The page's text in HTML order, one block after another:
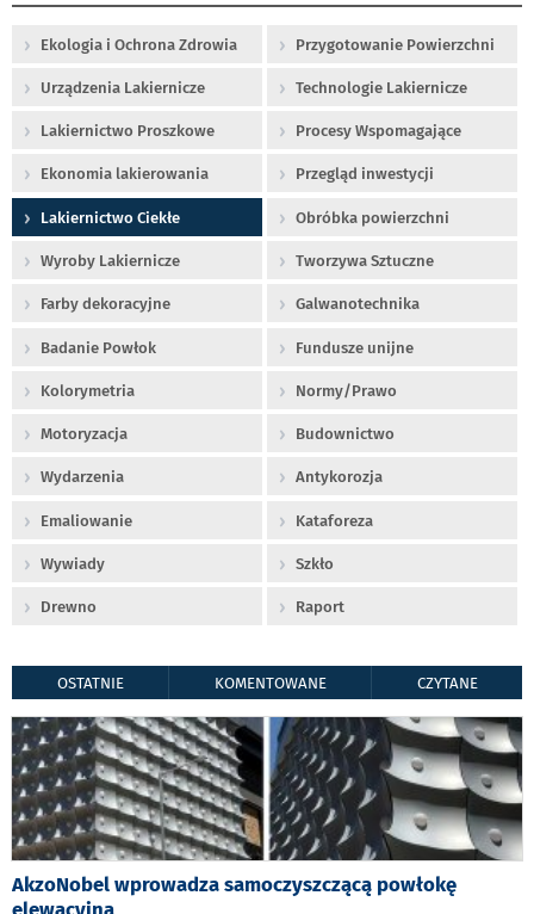
Ekologia i Ochrona Zdrowia Przygotowanie Powierzchni
Urządzenia Lakiernicze Technologie Lakiernicze
Lakiernictwo Proszkowe Procesy Wspomagające
Ekonomia lakierowania Przegląd inwestycji
Lakiernictwo Ciekłe Obróbka powierzchni
Wyroby Lakiernicze Tworzywa Sztuczne
Farby dekoracyjne Galwanotechnika
Badanie Powłok Fundusze unijne
Kolorymetria Normy/Prawo
Motoryzacja Budownictwo
Wydarzenia Antykorozja
Emaliowanie Kataforeza
Wywiady Szkło
Drewno Raport
OSTATNIE KOMENTOWANE CZYTANE
AkzoNobel wprowadza samoczyszczącą powłokę